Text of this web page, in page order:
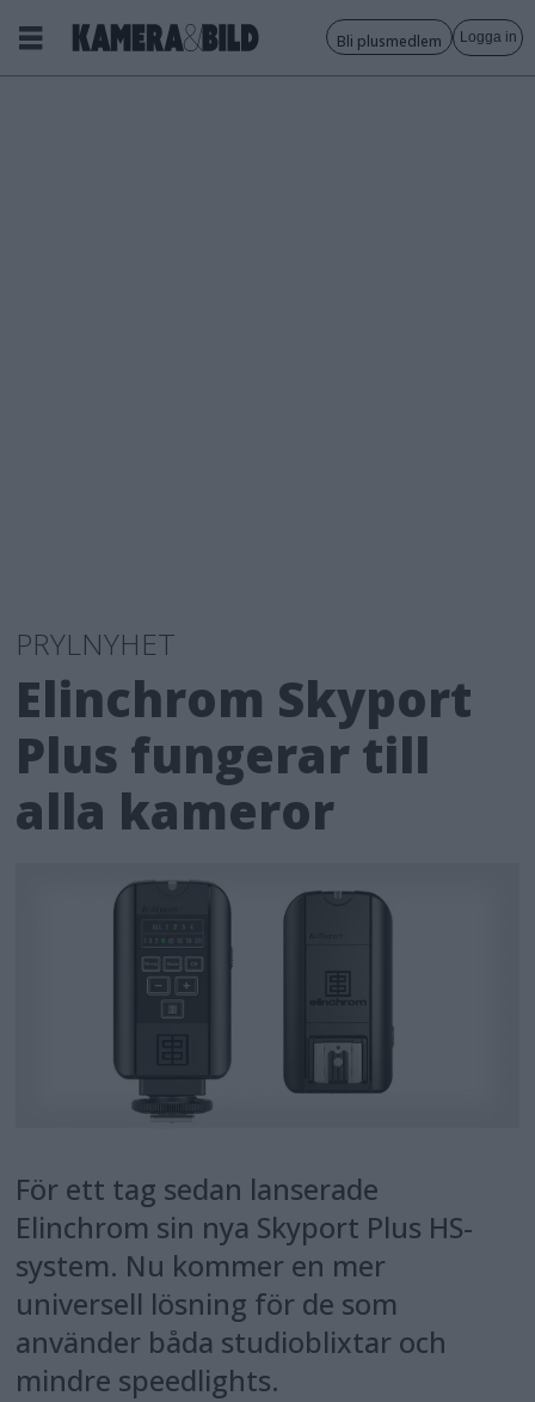
Bli plusmedlem Logga in
PRYLNYHET
Elinchrom Skyport
Plus fungerar till
alla kameror
För ett tag sedan lanserade
Elinchrom sin nya Skyport Plus HS-
system. Nu kommer en mer
universell lösning för de som
använder båda studioblixtar och
mindre speedlights.